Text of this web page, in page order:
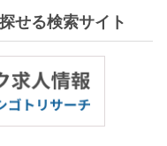
せる検索サイト